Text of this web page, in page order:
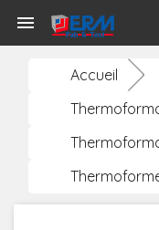

Accueil